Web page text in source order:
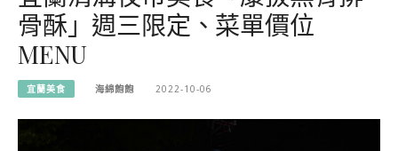
骨酥」週三限定、菜單價位
MENU
宜蘭美食 海綿飽飽 2022-10-06